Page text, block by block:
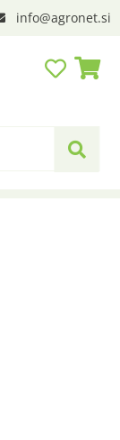
info agronet.si